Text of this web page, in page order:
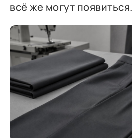
всё же могут появиться.